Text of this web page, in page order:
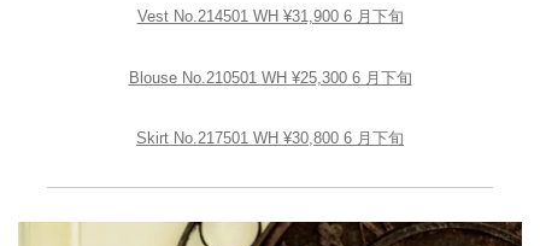
Vest No.214501 WH ¥31,900 6 月下旬
Blouse No.210501 WH ¥25,300 6 月下旬
Skirt No.217501 WH ¥30,800 6 月下旬